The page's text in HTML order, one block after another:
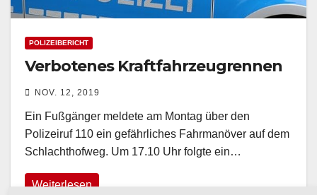
POLIZEIBERICHT
Verbotenes Kraftfahrzeugrennen
NOV. 12, 2019
Ein Fußgänger meldete am Montag über den
Polizeiruf 110 ein gefährliches Fahrmanöver auf dem
Schlachthofweg. Um 17.10 Uhr folgte ein…
Weiterlesen